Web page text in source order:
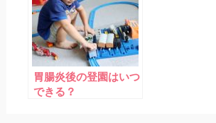
胃腸炎後の登園はいつ
できる？